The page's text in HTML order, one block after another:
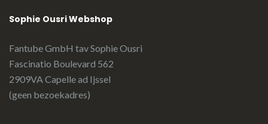
Sophie Ousri Webshop
Fantube GmbH tav Sophie Ousri
Fascinatio Boulevard 562
2909VA Capelle ad Ijssel
(geen bezoekadres)